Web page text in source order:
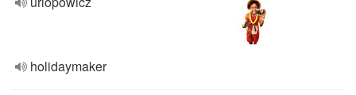
holidaymaker